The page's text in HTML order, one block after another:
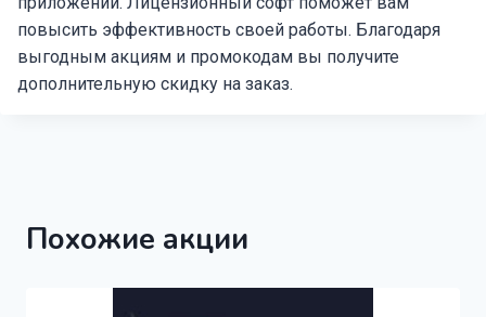
повысить эффективность своей работы. Благодаря
выгодным акциям и промокодам вы получите
дополнительную скидку на заказ.
Похожие акции